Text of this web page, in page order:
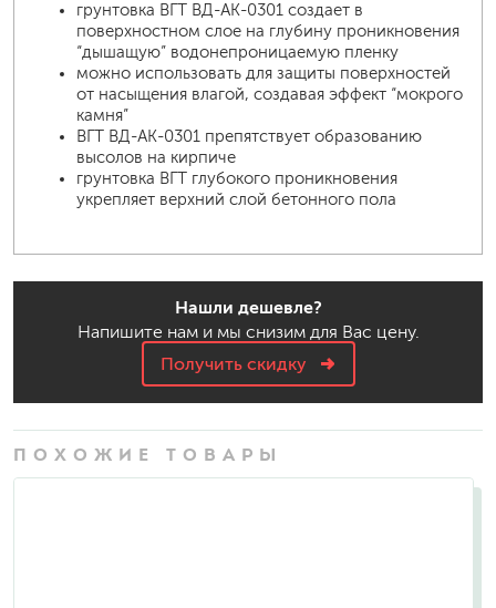
грунтовка ВГТ ВД-АК-0301 создает в
поверхностном слое на глубину проникновения
“дышащую” водонепроницаемую пленку
можно использовать для защиты поверхностей
от насыщения влагой, создавая эффект “мокрого
камня”
ВГТ ВД-АК-0301 препятствует образованию
высолов на кирпиче
грунтовка ВГТ глубокого проникновения
укрепляет верхний слой бетонного пола
Нашли дешевле?
Напишите нам и мы снизим для Вас цену.
Получить скидку
ПОХОЖИЕ ТОВАРЫ